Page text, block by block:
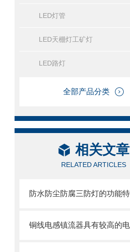
LED灯管
LED天棚灯工矿灯
LED路灯
全部产品分类
相关文章
RELATED ARTICLES